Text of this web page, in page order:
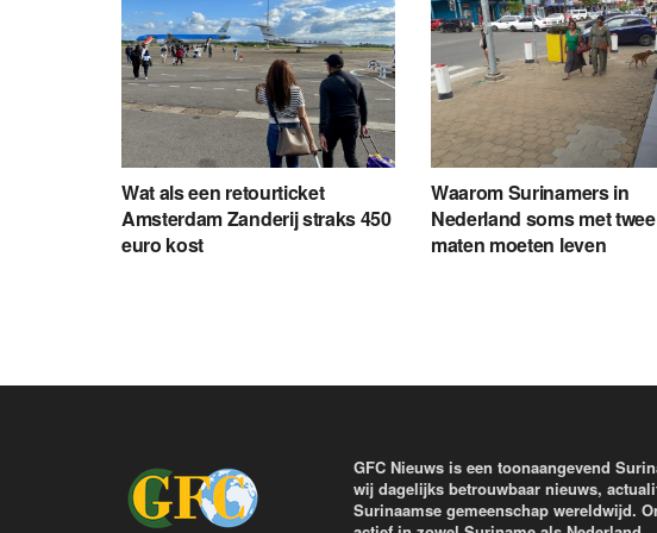
Wat als een retourticket
Amsterdam Zanderij straks 450
euro kost
Waarom Surinamers in
Nederland soms met twee
maten moeten leven
GFC Nieuws is een toonaangevend
wij dagelijks betrouwbaar nieuws,
Surinaamse gemeenschap wereldwijd.